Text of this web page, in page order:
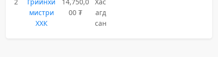
мистри
ХХК
00 ₮
агд
сан